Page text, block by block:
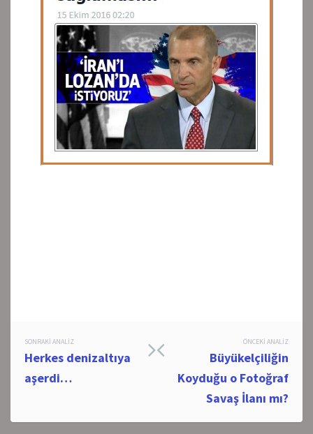
Post
navigation
ÖNCEKI ANALIZ
Büyükelçiliğin
Koyduğu o Fotoğraf
Savaş İlanı mı?
SONRAKI ANALIZ
Herkes denizaltıya
aşerdi…